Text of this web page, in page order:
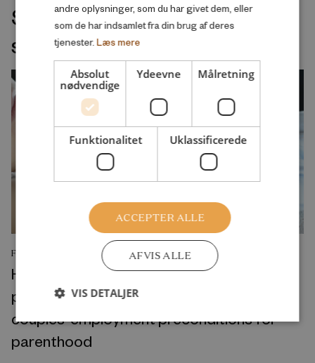
Seneste udgivelser indenfor
samme velfærdsemne
FORSKNINGSRAPPORT
His and/or hers? A cross-national
perspective on the gendered nature of
couples’ employment preconditions for
parenthood
andre oplysninger, som du har givet dem, eller
som de har indsamlet fra din brug af deres
tjenester. Læs mere
Absolut
nødvendige
Ydeevne Målretning
Funktionalitet Uklassificerede
ACCEPTER ALLE
AFVIS ALLE
VIS DETALJER